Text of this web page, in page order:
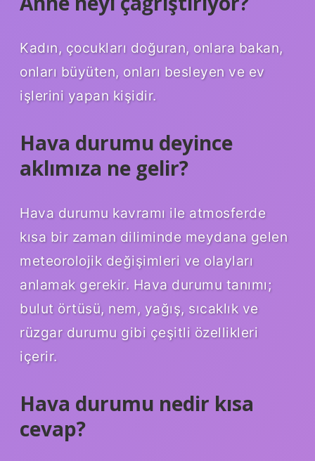
Kadın, çocukları doğuran, onlara bakan,
onları büyüten, onları besleyen ve ev
işlerini yapan kişidir.
Hava durumu deyince
aklımıza ne gelir?
Hava durumu kavramı ile atmosferde
kısa bir zaman diliminde meydana gelen
meteorolojik değişimleri ve olayları
anlamak gerekir. Hava durumu tanımı;
bulut örtüsü, nem, yağış, sıcaklık ve
rüzgar durumu gibi çeşitli özellikleri
içerir.
Hava durumu nedir kısa
cevap?